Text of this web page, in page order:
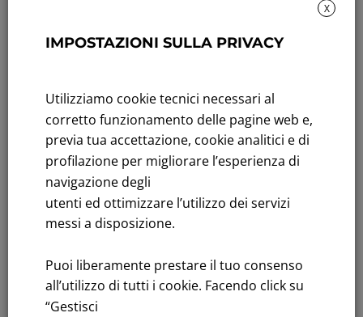
Rendicontazione di sostenibilità
Bandi di gara: Ultimi bandi
FNM S.p.A.
Sede in Milano, Piazzale Cadorna, 14
fnm@legalmail.it
Capitale sociale € 230.000.000,00 interamente versato
C.F.e P.IVA 00776140154
C.C.I.AA. Milano – REA 28331
X
IMPOSTAZIONI SULLA PRIVACY
Utilizziamo cookie tecnici necessari al
corretto funzionamento delle pagine web e,
previa tua accettazione, cookie analitici e di
profilazione per migliorare l’esperienza di
navigazione degli
utenti ed ottimizzare l’utilizzo dei servizi
messi a disposizione.
Puoi liberamente prestare il tuo consenso
all’utilizzo di tutti i cookie. Facendo click su
“Gestisci